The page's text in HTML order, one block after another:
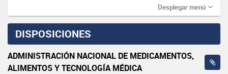
Desplegar menú
DISPOSICIONES
ADMINISTRACIÓN NACIONAL DE MEDICAMENTOS,
ALIMENTOS Y TECNOLOGÍA MÉDICA